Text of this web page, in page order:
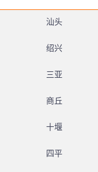
汕头
绍兴
三亚
商丘
十堰
四平